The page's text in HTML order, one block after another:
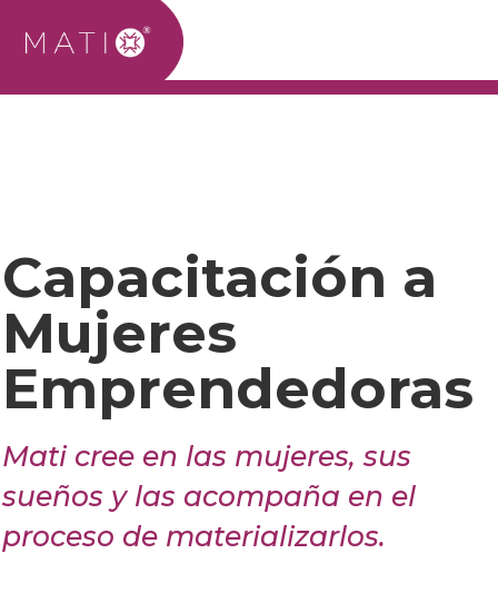
Capacitación a
Mujeres
Emprendedoras
Mati cree en las mujeres, sus
sueños y las acompaña en el
proceso de materializarlos.